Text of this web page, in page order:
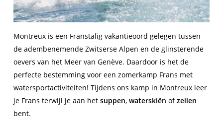
Montreux is een Franstalig vakantieoord gelegen tussen
de adembenemende Zwitserse Alpen en de glinsterende
oevers van het Meer van Genève. Daardoor is het de
perfecte bestemming voor een zomerkamp Frans met
watersportactiviteiten! Tijdens ons kamp in Montreux leer
je Frans terwijl je aan hetsuppen, waterskiën ofzeilen
bent.